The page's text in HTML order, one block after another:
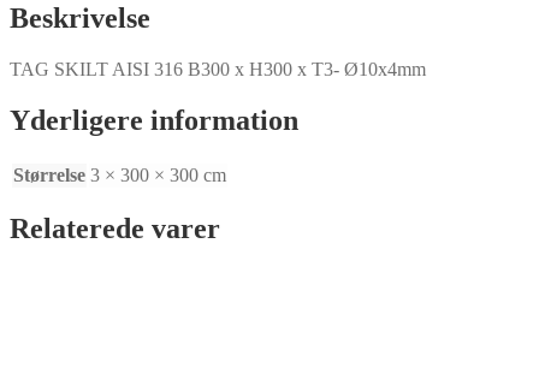
Beskrivelse
TAG SKILT AISI 316 B300 x H300 x T3- Ø10x4mm
Yderligere information
Størrelse 3 × 300 × 300 cm
Relaterede varer